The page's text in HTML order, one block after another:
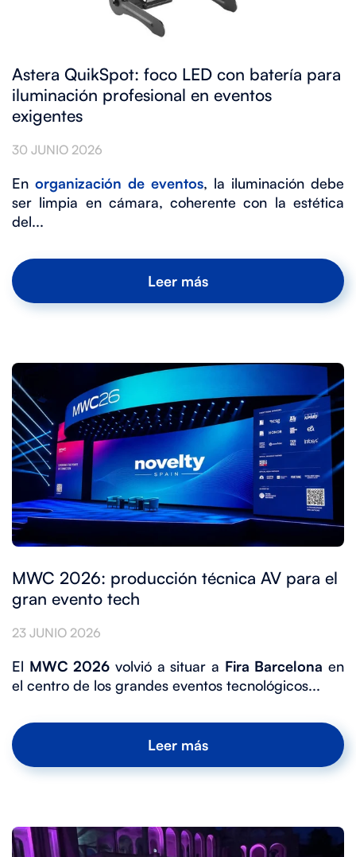
Astera QuikSpot: foco LED con batería para
iluminación profesional en eventos
exigentes
30 JUNIO 2026
En organización de eventos, la iluminación debe
ser limpia en cámara, coherente con la estética
del...
Leer más
MWC 2026: producción técnica AV para el
gran evento tech
23 JUNIO 2026
El MWC 2026 volvió a situar a Fira Barcelona en
el centro de los grandes eventos tecnológicos...
Leer más